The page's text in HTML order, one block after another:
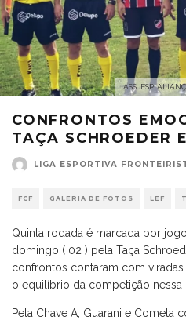
ASS. ESP.
CONFRONTOS
TAÇA SCHROEDER
LIGA ESPORTIVA
FCF GALERIA DE FOTOS LEF
Quinta rodada é marcada por
domingo ( 02 ) pela Taça
confrontos contaram com
o equilíbrio da competição nessa
Pela Chave A, Guarani e Cometa